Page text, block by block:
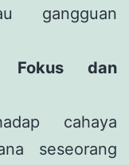
gangguan
Fokus dan
cahaya
seseorang